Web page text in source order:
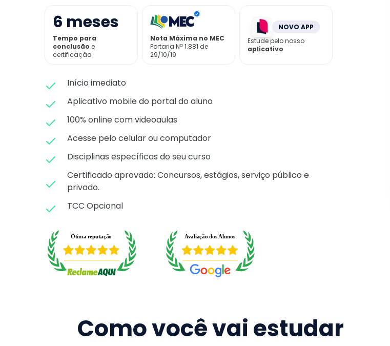
6 meses
Tempo para
conclusão e
certificação
Nota Máxima no MEC
Portaria Nª 1.881 de
29/10/19
NOVO APP
Estude pelo nosso
aplicativo
Início imediato
Aplicativo mobile do portal do aluno
100% online com videoaulas
Acesse pelo celular ou computador
Disciplinas específicas do seu curso
Certificado aprovado: Concursos, estágios, serviço público e
privado.
TCC Opcional
Como você vai estudar